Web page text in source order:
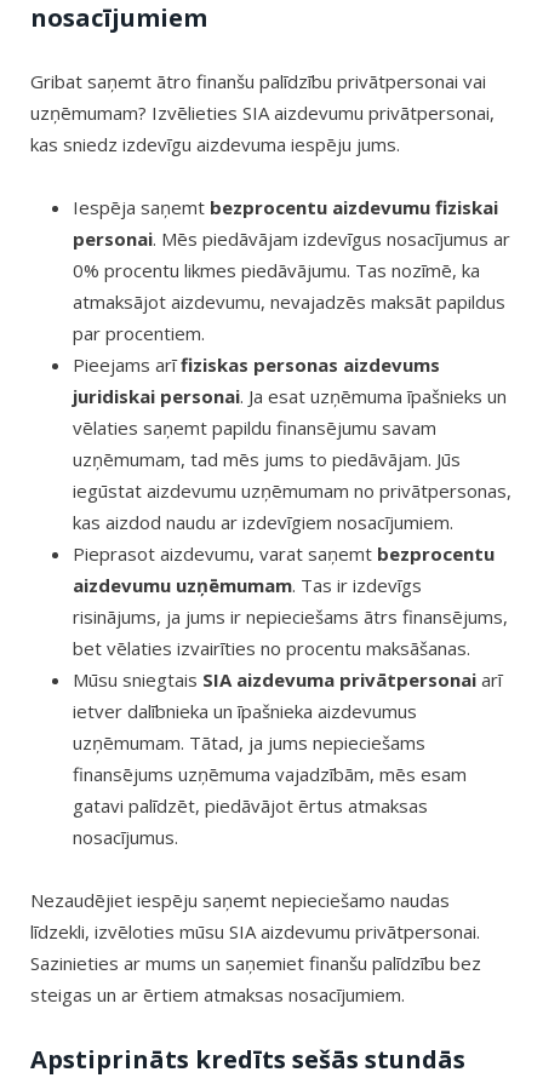
nosacījumiem
Gribat saņemt ātro finanšu palīdzību privātpersonai vai
uzņēmumam? Izvēlieties SIA aizdevumu privātpersonai,
kas sniedz izdevīgu aizdevuma iespēju jums.
Iespēja saņemt bezprocentu aizdevumu fiziskai
personai. Mēs piedāvājam izdevīgus nosacījumus ar
0% procentu likmes piedāvājumu. Tas nozīmē, ka
atmaksājot aizdevumu, nevajadzēs maksāt papildus
par procentiem.
Pieejams arīfiziskas personas aizdevums
juridiskai personai. Ja esat uzņēmuma īpašnieks un
vēlaties saņemt papildu finansējumu savam
uzņēmumam, tad mēs jums to piedāvājam. Jūs
iegūstat aizdevumu uzņēmumam no privātpersonas,
kas aizdod naudu ar izdevīgiem nosacījumiem.
Pieprasot aizdevumu, varat saņemt bezprocentu
aizdevumu uzņēmumam. Tas ir izdevīgs
risinājums, ja jums ir nepieciešams ātrs finansējums,
bet vēlaties izvairīties no procentu maksāšanas.
Mūsu sniegtais SIA aizdevuma privātpersonai arī
ietver dalībnieka un īpašnieka aizdevumus
uzņēmumam. Tātad, ja jums nepieciešams
finansējums uzņēmuma vajadzībām, mēs esam
gatavi palīdzēt, piedāvājot ērtus atmaksas
nosacījumus.
Nezaudējiet iespēju saņemt nepieciešamo naudas
līdzekli, izvēloties mūsu SIA aizdevumu privātpersonai.
Sazinieties ar mums un saņemiet finanšu palīdzību bez
steigas un ar ērtiem atmaksas nosacījumiem.
Apstiprināts kredīts sešās stundās